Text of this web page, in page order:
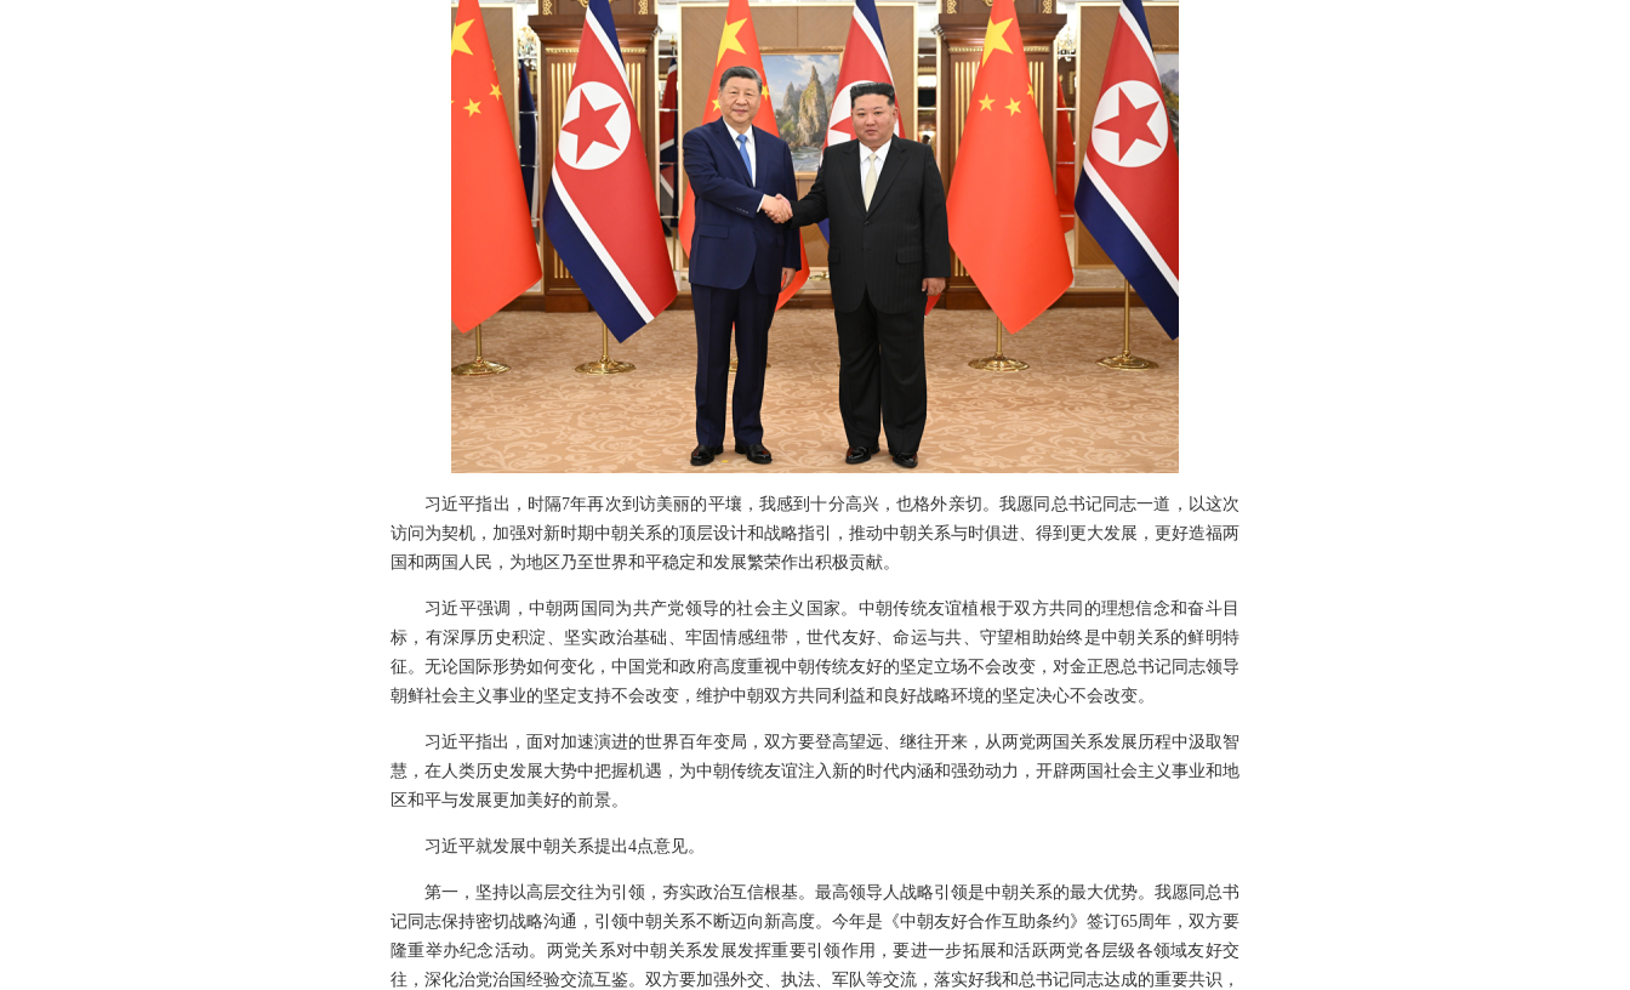
习近平指出，时隔7年再次到访美丽的平壤，我感到十分高兴，也格外亲切。我愿同总书记同志一道，以这次
访问为契机，加强对新时期中朝关系的顶层设计和战略指引，推动中朝关系与时俱进、得到更大发展，更好造福两
国和两国人民，为地区乃至世界和平稳定和发展繁荣作出积极贡献。
习近平强调，中朝两国同为共产党领导的社会主义国家。中朝传统友谊植根于双方共同的理想信念和奋斗目
标，有深厚历史积淀、坚实政治基础、牢固情感纽带，世代友好、命运与共、守望相助始终是中朝关系的鲜明特
征。无论国际形势如何变化，中国党和政府高度重视中朝传统友好的坚定立场不会改变，对金正恩总书记同志领导
朝鲜社会主义事业的坚定支持不会改变，维护中朝双方共同利益和良好战略环境的坚定决心不会改变。
习近平指出，面对加速演进的世界百年变局，双方要登高望远、继往开来，从两党两国关系发展历程中汲取智
慧，在人类历史发展大势中把握机遇，为中朝传统友谊注入新的时代内涵和强劲动力，开辟两国社会主义事业和地
区和平与发展更加美好的前景。
习近平就发展中朝关系提出4点意见。
第一，坚持以高层交往为引领，夯实政治互信根基。最高领导人战略引领是中朝关系的最大优势。我愿同总书
记同志保持密切战略沟通，引领中朝关系不断迈向新高度。今年是《中朝友好合作互助条约》签订65周年，双方要
隆重举办纪念活动。两党关系对中朝关系发展发挥重要引领作用，要进一步拓展和活跃两党各层级各领域友好交
往，深化治党治国经验交流互鉴。双方要加强外交、执法、军队等交流，落实好我和总书记同志达成的重要共识，